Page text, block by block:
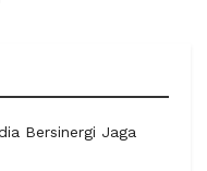
Bersinergi Jaga